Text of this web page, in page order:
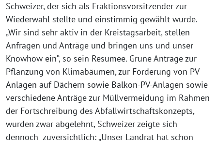
Schweizer, der sich als Fraktionsvorsitzender zur
Wiederwahl stellte und einstimmig gewählt wurde.
„Wir sind sehr aktiv in der Kreistagsarbeit, stellen
Anfragen und Anträge und bringen uns und unser
Knowhow ein“, so sein Resümee. Grüne Anträge zur
Pflanzung von Klimabäumen, zur Förderung von PV-
Anlagen auf Dächern sowie Balkon-PV-Anlagen sowie
verschiedene Anträge zur Müllvermeidung im Rahmen
der Fortschreibung des Abfallwirtschaftskonzepts,
wurden zwar abgelehnt, Schweizer zeigte sich
dennoch zuversichtlich: „Unser Landrat hat schon